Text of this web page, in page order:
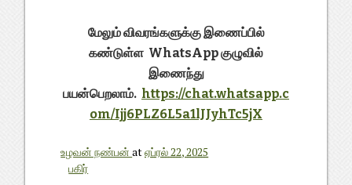
மேலும் விவரங்களுக்கு இணைப்பில்
கண்டுள்ள WhatsApp குழுவில்
இணைந்து
பயன்பெறலாம். https://chat.whatsapp.c
om/Ijj6PLZ6L5a1lJJyhTc5jX
உழவன் நண்பன்atஏப்ரல் 22, 2025
பகிர்